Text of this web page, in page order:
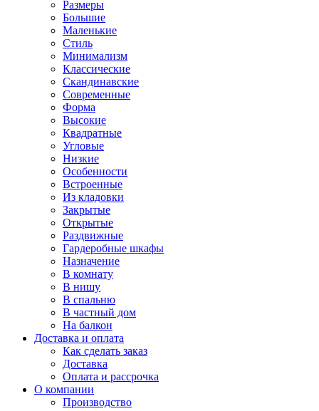
Размеры
Большие
Маленькие
Стиль
Минимализм
Классические
Скандинавские
Современные
Форма
Высокие
Квадратные
Угловые
Низкие
Особенности
Встроенные
Из кладовки
Закрытые
Открытые
Раздвижные
Гардеробные шкафы
Назначение
В комнату
В нишу
В спальню
В частный дом
На балкон
Доставка и оплата
Как сделать заказ
Доставка
Оплата и рассрочка
О компании
Производство